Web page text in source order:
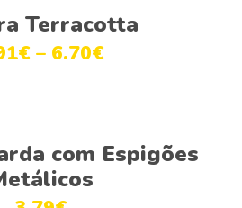
opções
Terracotta
€ – 6.70€
Adicionarcom Espigões